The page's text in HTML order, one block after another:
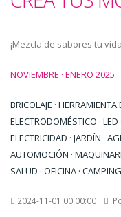
¡Mezcla de sabores tu
NOVIEMBRE · ENERO 2025
BRICOLAJE ·
ELECTRODOMÉSTICO ·
ELECTRICIDAD · JARDÍN ·
AUTOMOCIÓN ·
SALUD · OFICINA ·
2024-11-01 00:00:00